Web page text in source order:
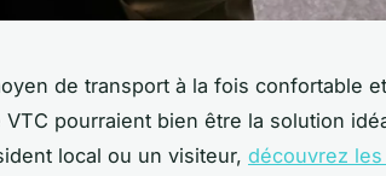
de transport à la fois confortable
pourraient bien être la solution
local ou un visiteur, découvrez les